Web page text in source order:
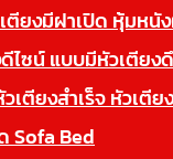
ตียงมีฝาเปิด หุ้มหนั
ไซน์ แบบมีหัวเตีย
เตียงสำเร็จ หัวเตี
Sofa Bed